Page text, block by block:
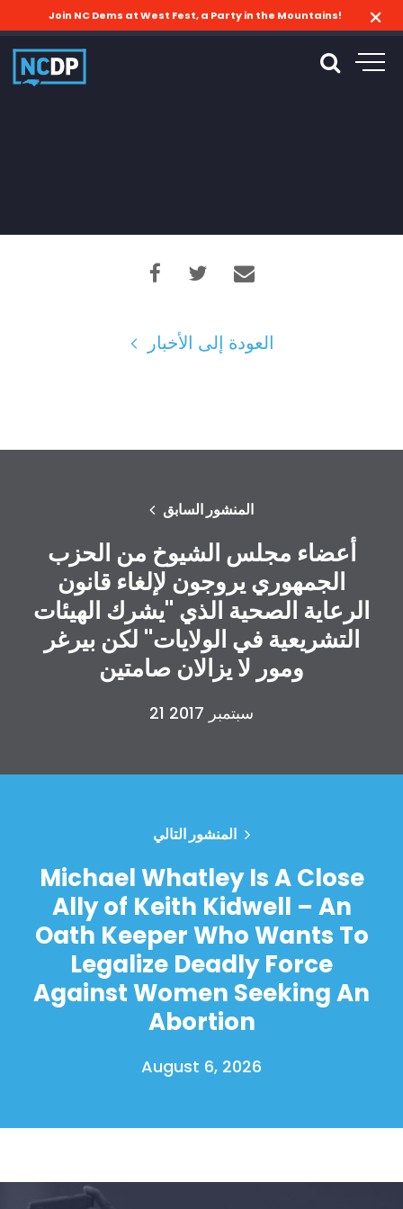
Shop
Join NC Dems at West Fest, a Party in the Mountains!
العودة إلى الأخبار
المنشور السابق
أعضاء مجلس الشيوخ من الحزب
الجمهوري يروجون لإلغاء قانون
الرعاية الصحية الذي "يشرك الهيئات
التشريعية في الولايات" لكن بيرغر
ومور لا يزالان صامتين
21 سبتمبر 2017
المنشور التالي
Michael Whatley Is A Close
Ally of Keith Kidwell – An
Oath Keeper Who Wants To
Legalize Deadly Force
Against Women Seeking An
Abortion
August 6, 2026